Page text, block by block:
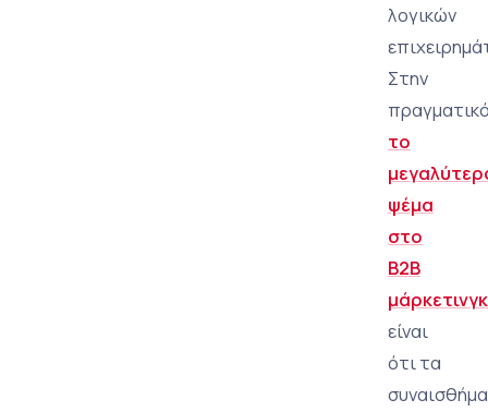
λογικών
Στην
το
ψέμα
στο
B2B
μάρκετινγκ
είναι
ότι τα